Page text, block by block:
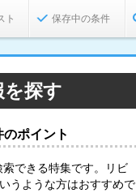
ト 保存中の条件
探す
ポイント
できる特集です。リビ
うような方はおすすめで